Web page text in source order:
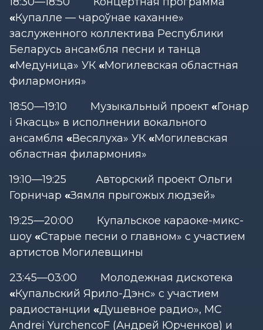
«Купалле — чароўнае каханне»
заслуженного коллектива Республики
Беларусь ансамбля песни и танца
«Медуница» УК «Могилевская областная
филармония»
18:50—19:10 Музыкальный проект «Гонар
і Якасць» в исполнении вокального
ансамбля «Весялуха» УК «Могилевская
областная филармония»
19:10—19:25 Авторский проект Ольги
Горничар «Зямля прыгожых людзей»
19:25—20:00 Купальское караоке-микс-
шоу «Старые песни о главном» с участием
артистов Могилевщины
23:45—03:00 Молодежная дискотека
«Купальский Ярило-Дэнс» с участием
радиостанции «Душевное радио», MC
Andrei YurchencoF (Андрей Юрченков) и